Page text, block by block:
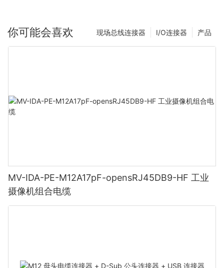
你可能会喜欢 产品
I/O连接器
现场总线连接器
MV-IDA-PE-M12A17pF-opensRJ45DB9-HF 工业
摄像机组合电缆